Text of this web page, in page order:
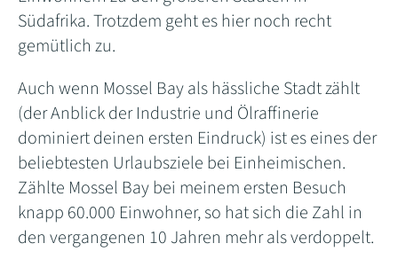
Südafrika. Trotzdem geht es hier noch recht
gemütlich zu.
Auch wenn Mossel Bay als hässliche Stadt zählt
(der Anblick der Industrie und Ölraffinerie
dominiert deinen ersten Eindruck) ist es eines der
beliebtesten Urlaubsziele bei Einheimischen.
Zählte Mossel Bay bei meinem ersten Besuch
knapp 60.000 Einwohner, so hat sich die Zahl in
den vergangenen 10 Jahren mehr als verdoppelt.